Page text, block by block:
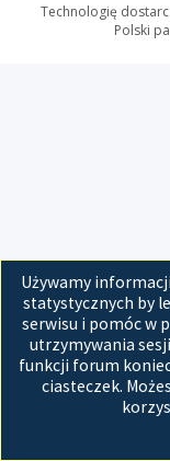
Używamy
statystycznych by
serwisu i pomóc w
utrzymywania
funkcji forum
ciasteczek.
Technologię
Polski